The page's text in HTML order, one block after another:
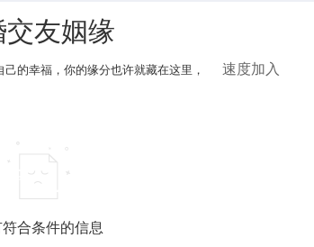
交友姻缘
己的幸福，你的缘分也许就藏在这里， 速度加入
合条件的信息